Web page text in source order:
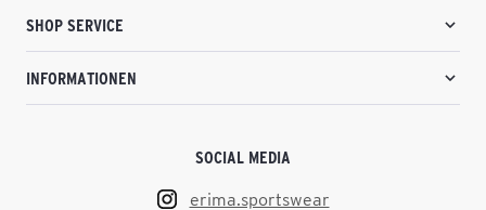
SHOP SERVICE
INFORMATIONEN
SOCIAL MEDIA
erima.sportswear